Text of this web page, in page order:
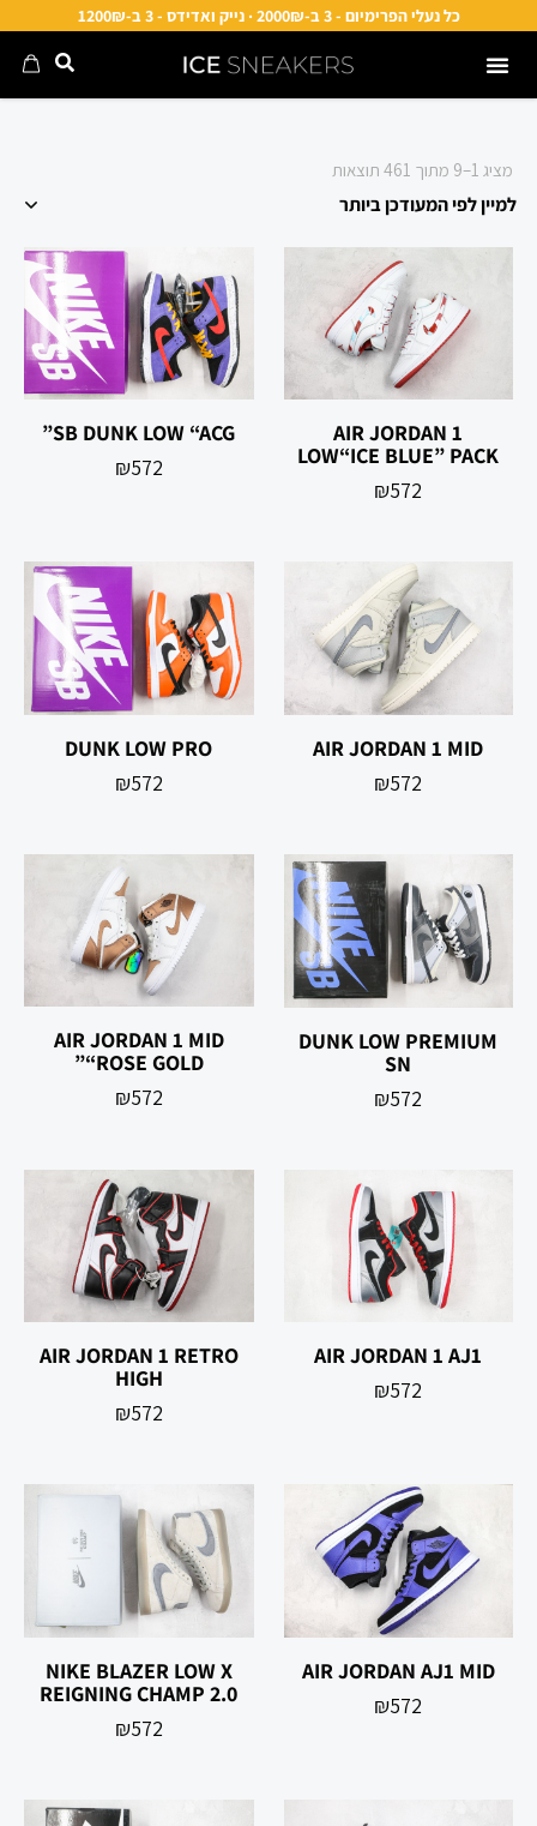
כל נעלי הפרימיום - 3 ב-2000₪ · נייק ואדידס - 3 ב-1200₪
מציג 1–9 מתוך 461 תוצאות
AIR JORDAN 1
LOW“ICE BLUE” PACK
₪572
SB DUNK LOW “ACG”
₪572
AIR JORDAN 1 MID
₪572
DUNK LOW PRO
₪572
DUNK LOW PREMIUM
SN
₪572
AIR JORDAN 1 MID
“ROSE GOLD”
₪572
AIR JORDAN 1 AJ1
₪572
AIR‎ JORDAN 1‎ RETRO
HIGH‎
₪572
AIR JORDAN AJ1 MID
₪572
NIKE BLAZER LOW X
REIGNING CHAMP 2.0
₪572